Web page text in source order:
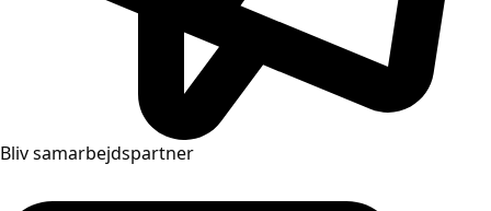
Bliv samarbejdspartner